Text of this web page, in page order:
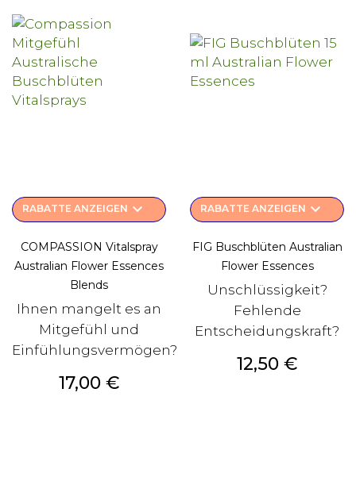
RABATTE ANZEIGEN keyboard_arrow_down
COMPASSION Vitalspray
Australian Flower Essences
Blends
Ihnen mangelt es an
Mitgefühl und
Einfühlungsvermögen?
Preis
17,00 €
RABATTE ANZEIGEN keyboard_arrow_down
FIG Buschblüten Australian
Flower Essences
Unschlüssigkeit?
Fehlende
Entscheidungskraft?
Preis
12,50 €